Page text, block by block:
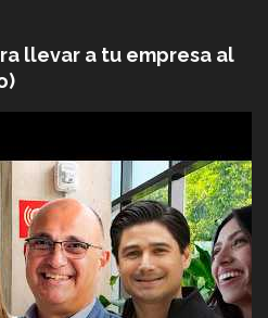
llevar a tu empresa al